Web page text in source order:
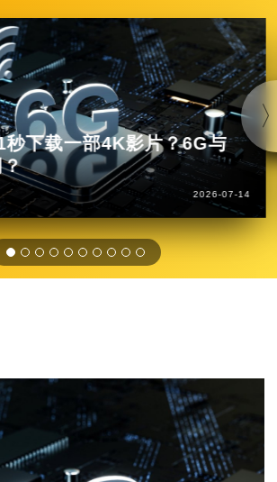
秒下载一部4K影片？6G与
2026-07-14